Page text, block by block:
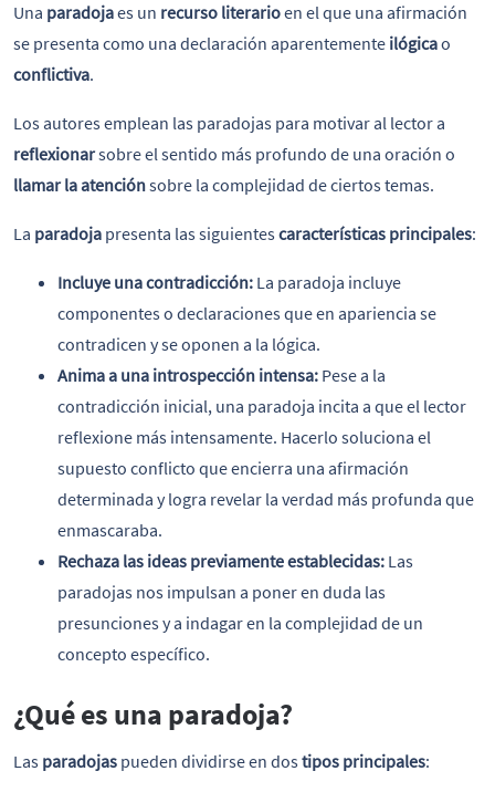
Una paradojaes un recurso literarioen el que una afirmación
se presenta como una declaración aparentemente ilógicao
conflictiva.
Los autores emplean las paradojas para motivar al lector a
reflexionarsobre el sentido más profundo de una oración o
llamar la atenciónsobre la complejidad de ciertos temas.
La paradoja presenta las siguientescaracterísticas principales:
Incluye una contradicción: La paradoja incluye
componentes o declaraciones que en apariencia se
contradicen y se oponen a la lógica.
Anima a una introspección intensa: Pese a la
contradicción inicial, una paradoja incita a que el lector
reflexione más intensamente. Hacerlo soluciona el
supuesto conflicto que encierra una afirmación
determinada y logra revelar la verdad más profunda que
enmascaraba.
Rechaza las ideas previamente establecidas: Las
paradojas nos impulsan a poner en duda las
presunciones y a indagar en la complejidad de un
concepto específico.
¿Qué es una paradoja?
Las paradojas pueden dividirse en dostipos principales: